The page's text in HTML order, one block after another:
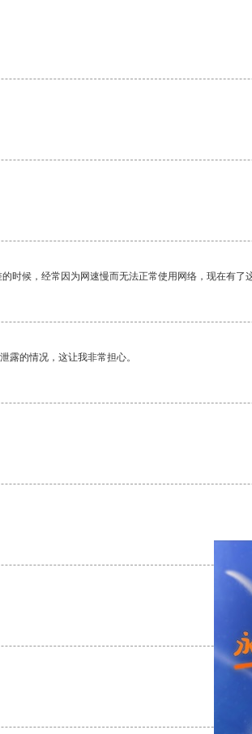
候，经常因为网速慢而无法正常使用网络，现在有了
露的情况，这让我非常担心。